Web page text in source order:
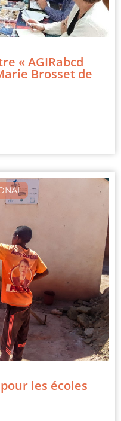
« AGIRabcd
Brosset de
les écoles